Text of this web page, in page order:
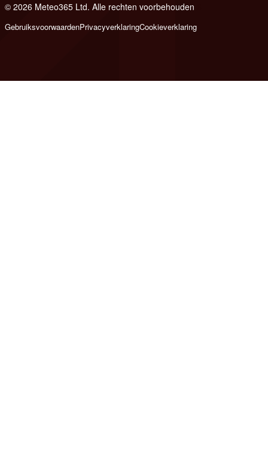
© 2026 Meteo365 Ltd. Alle rechten voorbehouden
GebruiksvoorwaardenPrivacyverklaringCookieverklaring